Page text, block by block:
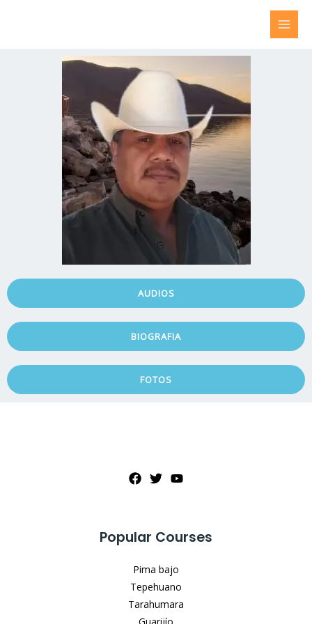
AUDIOS
BIOGRAFIA
FOTOS
Popular Courses
Pima bajo
Tepehuano
Tarahumara